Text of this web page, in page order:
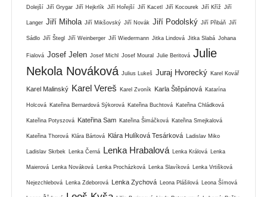
Dolejší Jiří Grygar Jiří Hejkrlík Jiří Hořejší Jiří Kacetl Jiří Kocourek Jiří Kříž Jiří
Langer Jiří Mihola Jiří Mikšovský Jiří Novák Jiří Podolský Jiří Přibáň Jiří
Sádlo Jiří Štegl Jiří Weinberger Jiří Wiedermann Jitka Lindová Jitka Slabá Johana
Fialová Josef Jelen Josef Michl Josef Moural Julie Beritová Julie
Nekola Nováková Julius Lukeš Juraj Hvorecký Karel Kovář
Karel Malinský Karel Vereš Karel Zvoník Karla Štěpánová Katarína
Holcová Kateřina Bernardová Sýkorová Kateřina Buchtová Kateřina Chládková
Kateřina Potyszová Kateřina Sam Kateřina Šimáčková Kateřina Smejkalová
Kateřina Thorová Klára Bártová Klára Hulíková Tesárková Ladislav Miko
Ladislav Skrbek Lenka Černá Lenka Hrabalová Lenka Králová Lenka
Maierová Lenka Nováková Lenka Procházková Lenka Slavíková Lenka Vrtišková
Nejezchlebová Lenka Zdeborová Lenka Zychová Leona Plášilová Leona Šímová